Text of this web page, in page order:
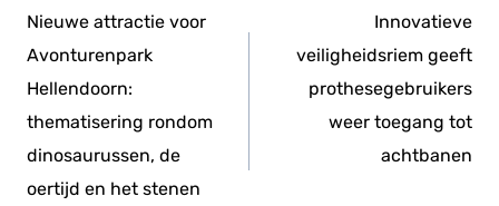
navigatie
Nieuwe attractie voor
Avonturenpark
Hellendoorn:
thematisering rondom
dinosaurussen, de
oertijd en het stenen
Innovatieve
veiligheidsriem geeft
prothesegebruikers
weer toegang tot
achtbanen